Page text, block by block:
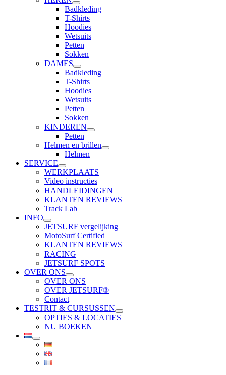
Badkleding
T-Shirts
Hoodies
Wetsuits
Petten
Sokken
DAMES
Badkleding
T-Shirts
Hoodies
Wetsuits
Petten
Sokken
KINDEREN
Petten
Helmen en brillen
Helmen
SERVICE
WERKPLAATS
Video instructies
HANDLEIDINGEN
KLANTEN REVIEWS
Track Lab
INFO
JETSURF vergelijking
MotoSurf Certified
KLANTEN REVIEWS
RACING
JETSURF SPOTS
OVER ONS
OVER ONS
OVER JETSURF®
Contact
TESTRIT & CURSUSSEN
OPTIES & LOCATIES
NU BOEKEN